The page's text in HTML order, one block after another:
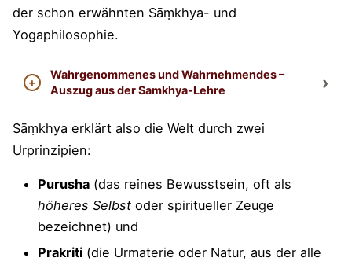
der schon erwähnten Sāṃkhya- und
Yogaphilosophie.
Wahrgenommenes und Wahrnehmendes –
Auszug aus der Samkhya-Lehre
Sāṃkhya erklärt also die Welt durch zwei
Urprinzipien:
Purusha (das reines Bewusstsein, oft als
höheres Selbst oder spiritueller Zeuge
bezeichnet) und
Prakriti (die Urmaterie oder Natur, aus der alle